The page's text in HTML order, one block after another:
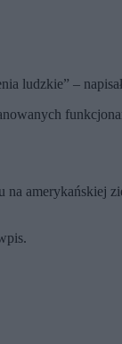
ludzkie” –
amerykańskiej